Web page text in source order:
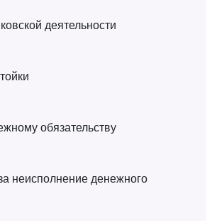
деятельности
обязательству
неисполнение денежного